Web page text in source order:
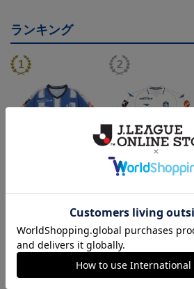
ランキング
ニフォーム半袖（FP1st） ニフォーム長袖（FP2n
トピックス
山形